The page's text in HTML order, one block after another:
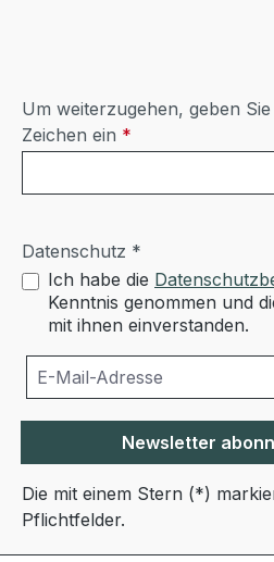
Um weiterzugehen, geben
Zeichen ein *
Datenschutz *
Ich habe die
Kenntnis genommen und
mit ihnen einverstanden.
Newsletter
Die mit einem Stern (*)
Pflichtfelder.